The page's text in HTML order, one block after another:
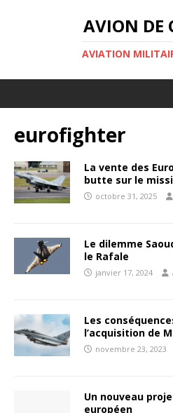
AVION DE
AVIATION
eurofighter
La vente des
butte sur le
octobre 31, 2025
Le dilemme
le Rafale
janvier 17, 2024
Les
l’acquisition de
novembre 23, 2023
Un nouveau
européen